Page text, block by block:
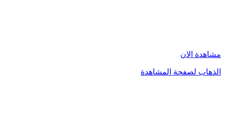
مشاهدة الان
الذهاب لصفحة المشاهدة